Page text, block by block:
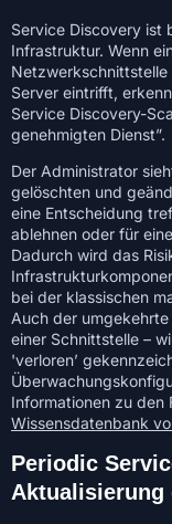
Service Discovery ist
Infrastruktur. Wenn
Server eintrifft,
Service Discovery-
genehmigten Dienst”.
Der Administrator
gelöschten und
eine Entscheidung
ablehnen oder für
Dadurch wird das
bei der klassischen
Auch der
einer Schnittstelle –
'verloren’
Informationen zu den
Wissensdatenbank
Periodic
Aktualisierung